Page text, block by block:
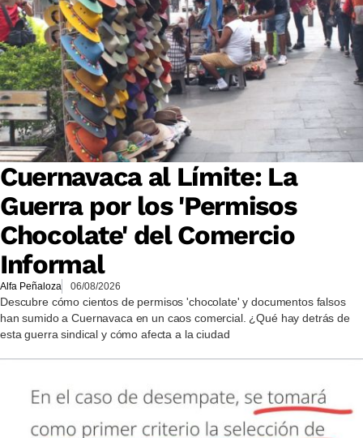
Cuernavaca al Límite: La
Guerra por los 'Permisos
Chocolate' del Comercio
Informal
Alfa Peñaloza 06/08/2026
Descubre cómo cientos de permisos 'chocolate' y documentos falsos
han sumido a Cuernavaca en un caos comercial. ¿Qué hay detrás de
esta guerra sindical y cómo afecta a la ciudad